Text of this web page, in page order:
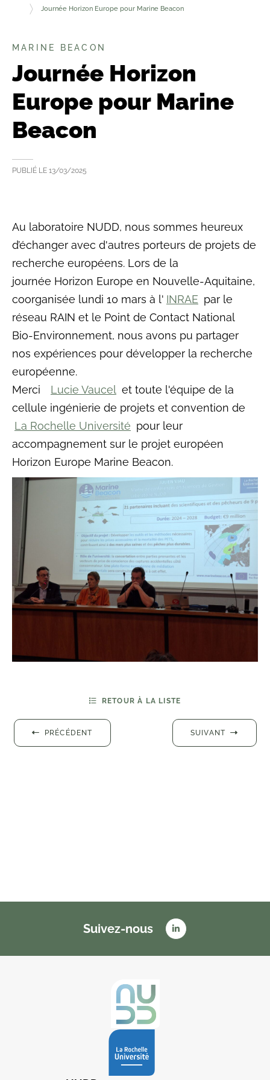
Journée Horizon Europe pour Marine Beacon
MARINE BEACON
Journée Horizon
Europe pour Marine
Beacon
PUBLIÉ LE 13/03/2025
Au laboratoire NUDD, nous sommes heureux
d’échanger avec d'autres porteurs de projets de
recherche européens. Lors de la
journée Horizon Europe en Nouvelle-Aquitaine,
coorganisée lundi 10 mars à l' INRAE par le
réseau RAIN et le Point de Contact National
Bio-Environnement, nous avons pu partager
nos expériences pour développer la recherche
européenne.
Merci
Lucie Vaucel et toute l'équipe de la
cellule ingénierie de projets et convention de
La Rochelle Université pour leur
accompagnement sur le projet européen
Horizon Europe Marine Beacon.
PRÉCÉDENT
RETOUR À LA LISTE
SUIVANT
Suivez-nous